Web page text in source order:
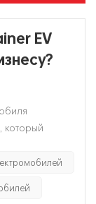
EV
который
Это
занять